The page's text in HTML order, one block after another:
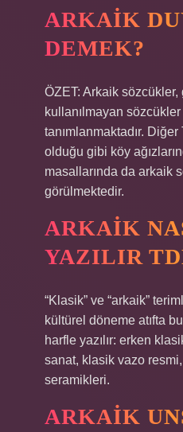
ARKAIK
DEMEK?
ÖZET: Arkaik
kullanılmayan
tanımlanmaktadır.
olduğu gibi köy
masallarında da arkaik
görülmektedir.
ARKAIK
YAZILIR
“Klasik” ve “arkaik”
kültürel döneme atıfta
harfle yazılır: erken
sanat, klasik vazo
seramikleri.
ARKAIK